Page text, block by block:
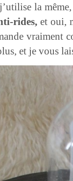
la
rides,et oui,
vraiment
et je vous